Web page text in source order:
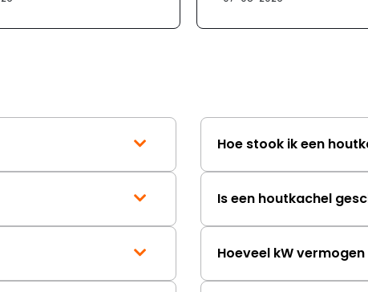
Hoe stook ik een
Is een houtkachel
Hoeveel kW